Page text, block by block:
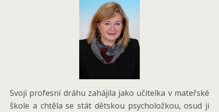
Svoji profesní dráhu zahájila jako učitelka v mateřské
škole a chtěla se stát dětskou psycholožkou, osud ji